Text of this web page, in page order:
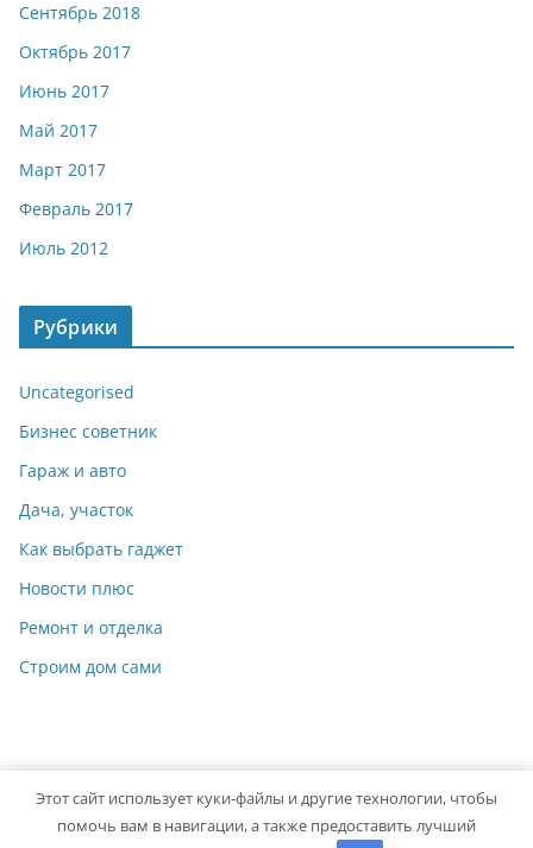
Сентябрь 2018
Октябрь 2017
Июнь 2017
Май 2017
Март 2017
Февраль 2017
Июль 2012
Рубрики
Uncategorised
Бизнес советник
Гараж и авто
Дача, участок
Как выбрать гаджет
Новости плюс
Ремонт и отделка
Строим дом сами
Copyright © 2026 Мастер на Все Руки. Powered byColorMag
Этот сайт использует куки-файлы и другие технологии, чтобы
помочь вам в навигации, а также предоставить лучший